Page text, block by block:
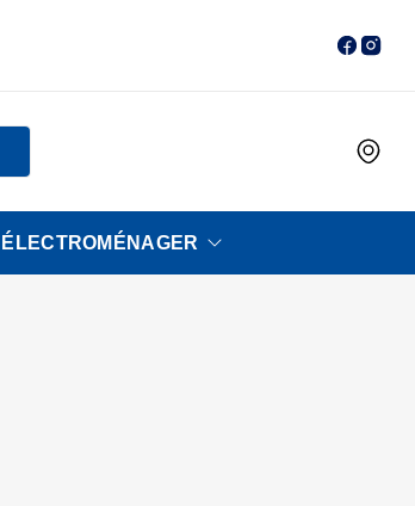
ÉLECTROMÉNAGER